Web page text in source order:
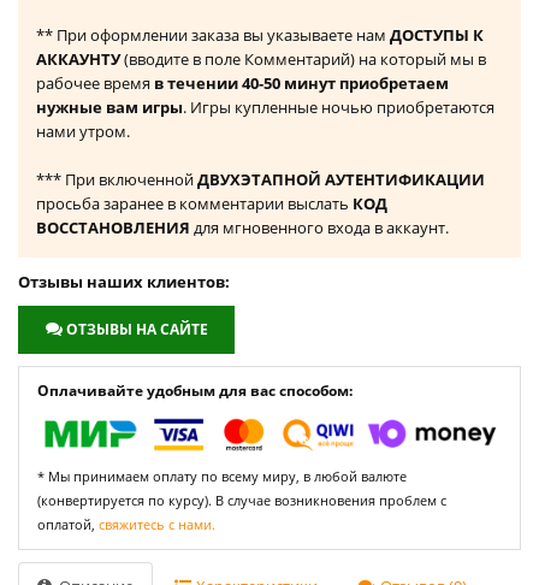
** При оформлении заказа вы указываете нам ДОСТУПЫ К
АККАУНТУ(вводите в поле Комментарий) на который мы в
рабочее время в течении 40-50 минут приобретаем
нужные вам игры. Игры купленные ночью приобретаются
нами утром.
*** При включеннойДВУХЭТАПНОЙ АУТЕНТИФИКАЦИИ
просьба заранее в комментарии выслать КОД
ВОССТАНОВЛЕНИЯ для мгновенного входа в аккаунт.
Отзывы наших клиентов:
ОТЗЫВЫ НА САЙТЕ
Оплачивайте удобным для вас способом:
* Мы принимаем оплату по всему миру, в любой валюте
(конвертируется по курсу). В случае возникновения проблем с
оплатой, свяжитесь с нами.